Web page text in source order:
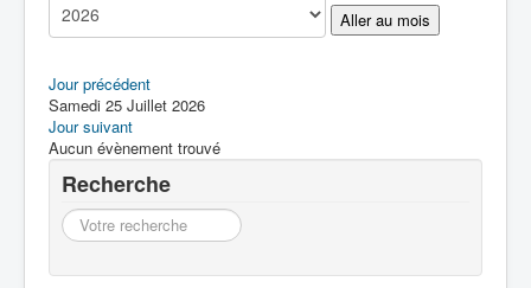
Aller au mois
Jour précédent
Samedi 25 Juillet 2026
Jour suivant
Aucun évènement trouvé
Recherche
Recherche